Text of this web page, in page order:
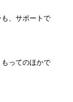
、サポートで
ってのほかで